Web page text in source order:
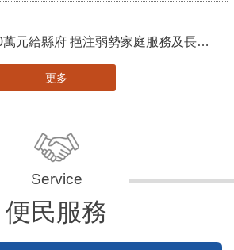
苗栗玉清宮捐贈500萬元給縣府 挹注弱勢家庭服務及長照醫療資源
更多
便民服務